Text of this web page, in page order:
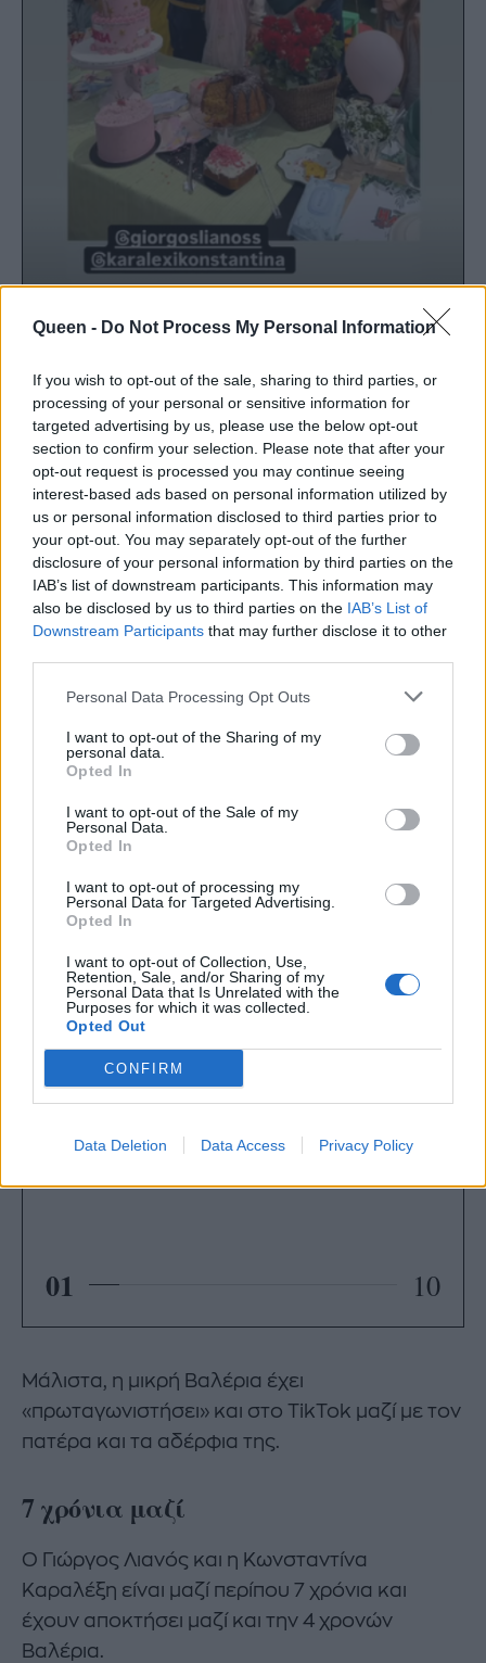
Queen - Do Not Process My Personal Information
If you wish to opt-out of the sale, sharing to third parties, or
processing of your personal or sensitive information for
targeted advertising by us, please use the below opt-out
section to confirm your selection. Please note that after your
opt-out request is processed you may continue seeing
interest-based ads based on personal information utilized by
us or personal information disclosed to third parties prior to
your opt-out. You may separately opt-out of the further
disclosure of your personal information by third parties on the
IAB’s list of downstream participants. This information may
also be disclosed by us to third parties on the IAB’s List of
Downstream Participants that may further disclose it to other
Personal Data Processing Opt Outs
I want to opt-out of the Sharing of my
personal data.
Opted In
I want to opt-out of the Sale of my
Personal Data.
Opted In
I want to opt-out of processing my
Personal Data for Targeted Advertising.
Opted In
I want to opt-out of Collection, Use,
Retention, Sale, and/or Sharing of my
Personal Data that Is Unrelated with the
Purposes for which it was collected.
Opted Out
CONFIRM
Data Deletion Data Access Privacy Policy
01 02
Η μικρή κόρη του Γιώργου Λιανού είναι
τεσσάρων και όλα αυτά τα χρόνια ο
παρουσιαστής δημοσιεύει στιγμιότυπα,
δείχνοντάς μας πώς περνάει ο καιρός μαζί της.
01 10
Μάλιστα, η μικρή Βαλέρια έχει
«πρωταγωνιστήσει» και στο TikTok μαζί με τον
πατέρα και τα αδέρφια της.
7 χρόνια μαζί
Ο Γιώργος Λιανός και η Κωνσταντίνα
Καραλέξη είναι μαζί περίπου 7 χρόνια και
έχουν αποκτήσει μαζί και την 4 χρονών
Βαλέρια.